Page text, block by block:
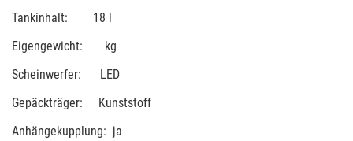
Tankinhalt: 18 l
Eigengewicht: kg
Scheinwerfer: LED
Gepäckträger: Kunststoff
Anhängekupplung: ja